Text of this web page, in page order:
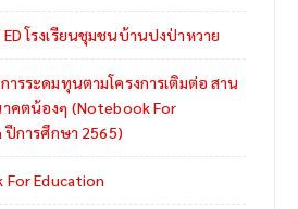
ED โรงเรียนชุมชนบ้านปงป่าหวาย
ารระดมทุนตามโครงการเติมต่อ สาน
คตน้องๆ (Notebook For
ปีการศึกษา 2565)
Education